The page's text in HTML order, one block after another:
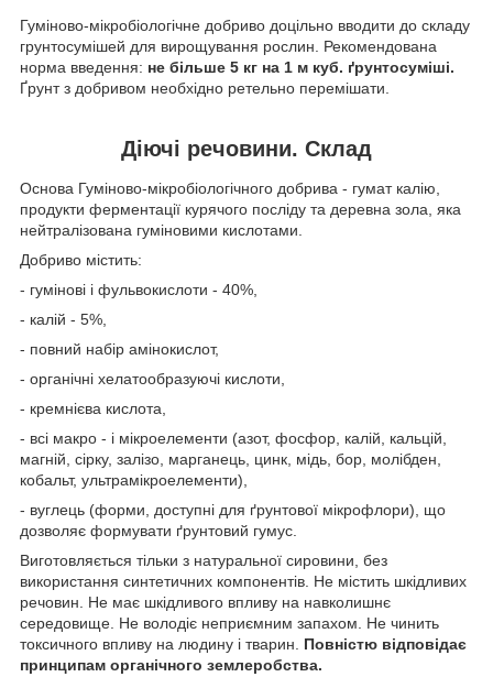
Гуміново-мікробіологічне добриво доцільно вводити до складу
грунтосумішей для вирощування рослин. Рекомендована
норма введення: не більше 5 кг на 1 м куб. ґрунтосуміші.
Ґрунт з добривом необхідно ретельно перемішати.
Діючі речовини. Склад
Основа Гуміново-мікробіологічного добрива - гумат калію,
продукти ферментації курячого посліду та деревна зола, яка
нейтралізована гуміновими кислотами.
Добриво містить:
- гумінові і фульвокислоти - 40%,
- калій - 5%,
- повний набір амінокислот,
- органічні хелатообразуючі кислоти,
- кремнієва кислота,
- всі макро - і мікроелементи (азот, фосфор, калій, кальцій,
магній, сірку, залізо, марганець, цинк, мідь, бор, молібден,
кобальт, ультрамікроелементи),
- вуглець (форми, доступні для ґрунтової мікрофлори), що
дозволяє формувати ґрунтовий гумус.
Виготовляється тільки з натуральної сировини, без
використання синтетичних компонентів. Не містить шкідливих
речовин. Не має шкідливого впливу на навколишнє
середовище. Не володіє неприємним запахом. Не чинить
токсичного впливу на людину і тварин. Повністю відповідає
принципам органічного землеробства.